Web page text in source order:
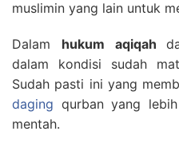
muslimin yang lain untuk
Dalam hukum aqiqah
dalam kondisi sudah
Sudah pasti ini yang
daging qurban yang
mentah.